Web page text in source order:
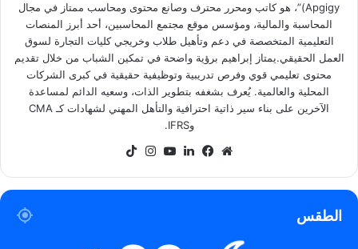
Apgigy)”، هو كاتب ومحرر محترف وصانع محتوى ومحاسب ممتاز في مجال
المحاسبة والمالية، ومؤسس موقع مجتمع المحاسبين، أحد أبرز المنصات
التعليمية المتخصصة في دعم وتأهيل طلاب وخريجي كليات التجارة لسوق
العمل الحقيقي.يمتاز إبراهيم برؤية واضحة في تمكين الشباب من خلال تقديم
محتوى تعليمي قوي وفرص تدريبية وتوظيفية حقيقية في كبرى الشركات
المحلية والعالمية. يُعرف بشغفه بتطوير الذات، وسعيه الدائم لمساعدة
الآخرين على بناء سير ذاتية احترافية والتأهل المهني لشهادات كـ CMA
وIFRS.
موقعفيسبوكلينكدإن‫YouTube
انستقرام
الطقس